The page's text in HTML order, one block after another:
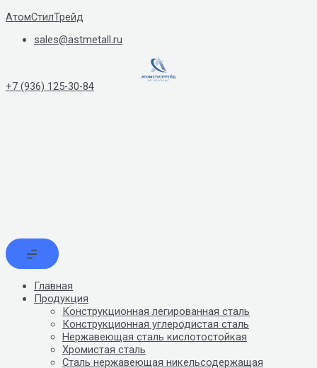
Перейти
содержимому
АтомСтилТрейд
sales@astmetall.ru
+7 (936) 125-30-84
Главная
Продукция
Конструкционная легированная сталь
Конструкционная углеродистая сталь
Нержавеющая сталь кислотостойкая
Хромистая сталь
Сталь нержавеющая никельсодержащая